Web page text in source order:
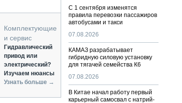
СЕРВИС
Комплектующие
и сервис
Гидравлический
привод или
электрический?
Изучаем нюансы
Узнать больше →
С 1 сентября изменятся
правила перевозки пассажиров
автобусами и такси
07.08.2026
КАМАЗ разрабатывает
гибридную силовую установку
для тягачей семейства К6
07.08.2026
В Китае начал работу первый
карьерный самосвал с натрий-